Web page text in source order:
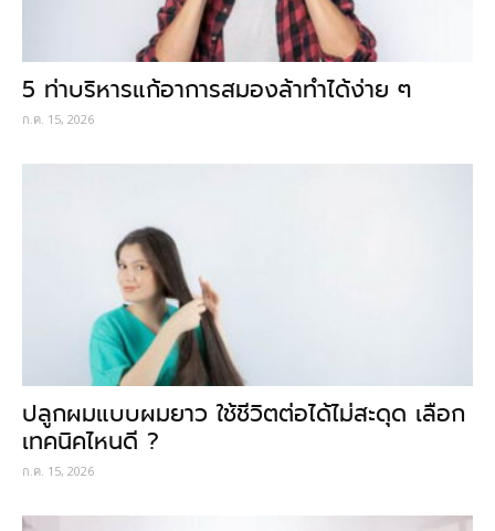
5 ท่าบริหารแก้อาการสมองล้าทำได้ง่าย ๆ
ก.ค. 15, 2026
ปลูกผมแบบผมยาว ใช้ชีวิตต่อได้ไม่สะดุด เลือก
เทคนิคไหนดี ?
ก.ค. 15, 2026